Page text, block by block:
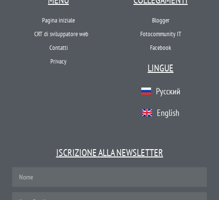
Pagina iniziale
CRT di sviluppatore web
Contatti
Privacy
Blogger
Fotocommunity IT
Facebook
LINGUE
Русский
English
ISCRIZIONE ALLA NEWSLETTER